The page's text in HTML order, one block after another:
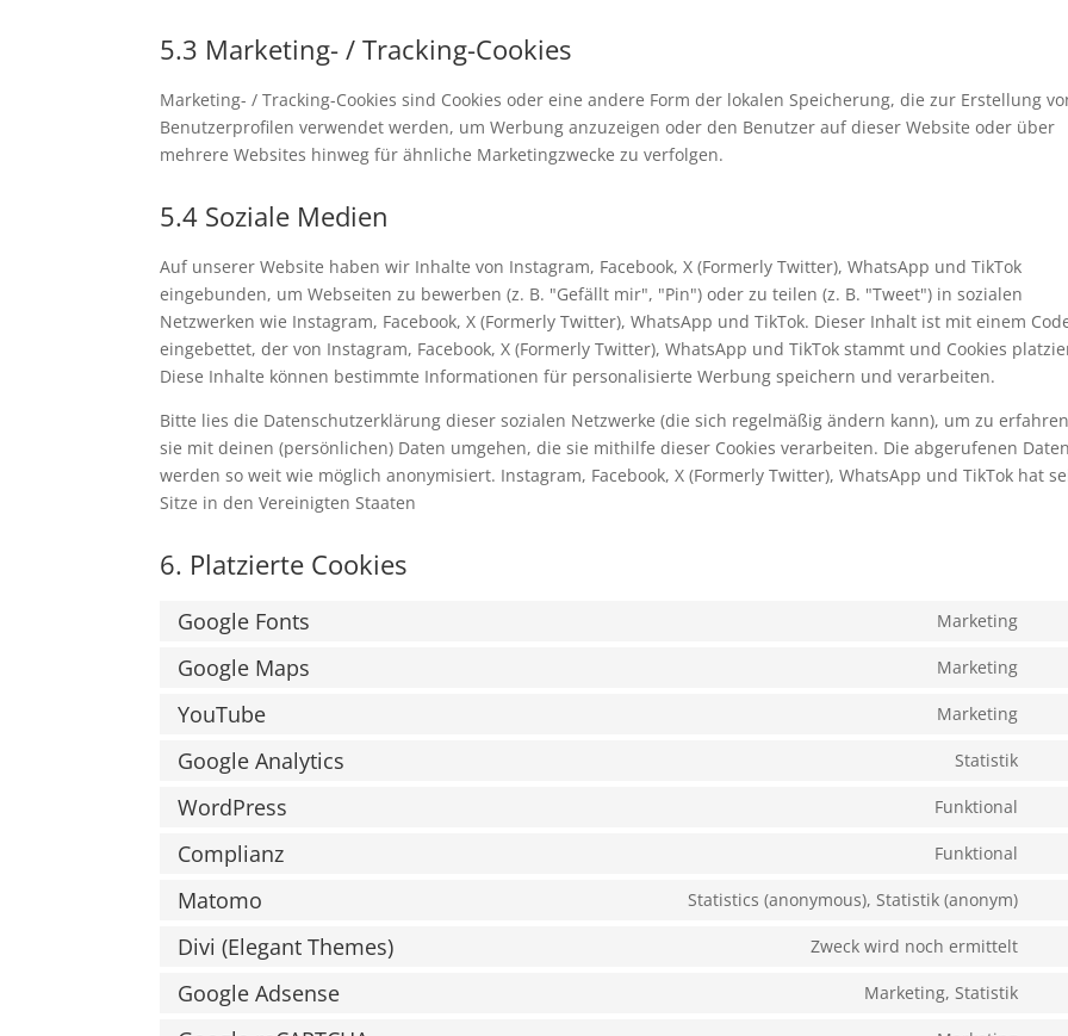
5.3 Marketing- / Tracking-Cookies
Marketing- / Tracking-Cookies sind Cookies oder eine andere Form der lokalen Speicherung, die zur Erstellung
Benutzerprofilen verwendet werden, um Werbung anzuzeigen oder den Benutzer auf dieser Website oder über
mehrere Websites hinweg für ähnliche Marketingzwecke zu verfolgen.
5.4 Soziale Medien
Auf unserer Website haben wir Inhalte von Instagram, Facebook, X (Formerly Twitter), WhatsApp und TikTok
eingebunden, um Webseiten zu bewerben (z. B. "Gefällt mir", "Pin") oder zu teilen (z. B. "Tweet") in sozialen
Netzwerken wie Instagram, Facebook, X (Formerly Twitter), WhatsApp und TikTok. Dieser Inhalt ist mit einem
eingebettet, der von Instagram, Facebook, X (Formerly Twitter), WhatsApp und TikTok stammt und Cookies
Diese Inhalte können bestimmte Informationen für personalisierte Werbung speichern und verarbeiten.
Bitte lies die Datenschutzerklärung dieser sozialen Netzwerke (die sich regelmäßig ändern kann), um zu
sie mit deinen (persönlichen) Daten umgehen, die sie mithilfe dieser Cookies verarbeiten. Die abgerufenen Daten
werden so weit wie möglich anonymisiert. Instagram, Facebook, X (Formerly Twitter), WhatsApp und TikTok hat
Sitze in den Vereinigten Staaten
6. Platzierte Cookies
Google Fonts Marketing
Google Maps Marketing
YouTube Marketing
Google Analytics Statistik
WordPress Funktional
Complianz Funktional
Matomo Statistics (anonymous), Statistik (anonym)
Divi (Elegant Themes) Zweck wird noch ermittelt
Google Adsense Marketing, Statistik